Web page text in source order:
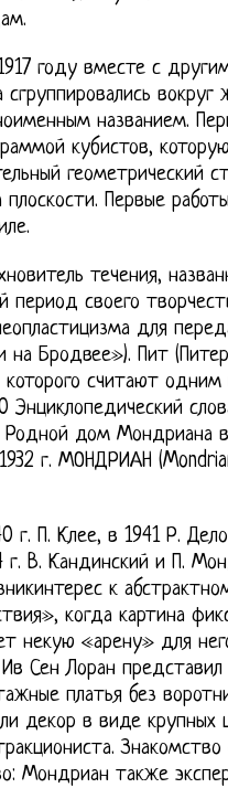
году вместе с
вокруг
названием.
кубистов,
геометрический
Первые
течения,
период своего
для
Бродвее»). Пит
считают одним
дом Мондриана
г. МОНДРИАН
г. П. Клее, в 1941 Р.
В. Кандинский и П.
к
когда картина
некую «арену» для
Сен Лоран
платья без
декор в виде крупных
Знакомство
Мондриан также